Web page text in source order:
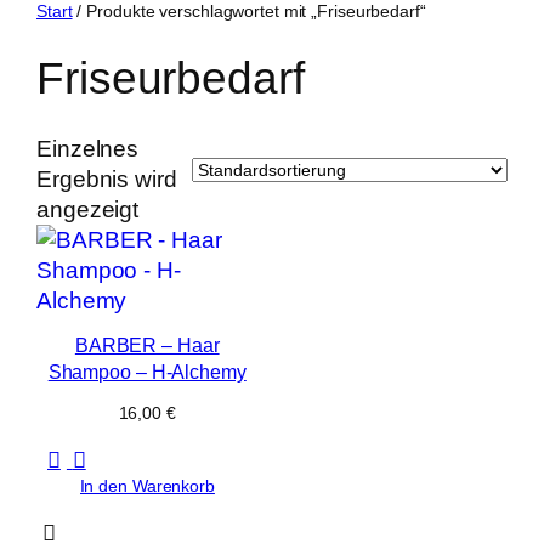
Zum
springen
Start/ Produkte verschlagwortet mit „Friseurbedarf“
Friseurbedarf
Einzelnes
Ergebnis wird
angezeigt
BARBER – Haar
Shampoo – H-Alchemy
16,00 €
In den Warenkorb